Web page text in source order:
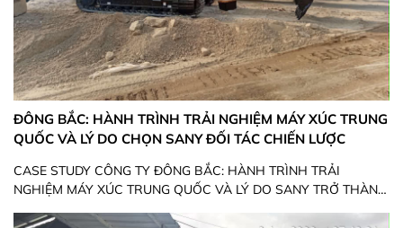
ĐÔNG BẮC: HÀNH TRÌNH TRẢI NGHIỆM MÁY XÚC TRUNG
QUỐC VÀ LÝ DO CHỌN SANY ĐỐI TÁC CHIẾN LƯỢC
CASE STUDY CÔNG TY ĐÔNG BẮC: HÀNH TRÌNH TRẢI
NGHIỆM MÁY XÚC TRUNG QUỐC VÀ LÝ DO SANY TRỞ THÀNH